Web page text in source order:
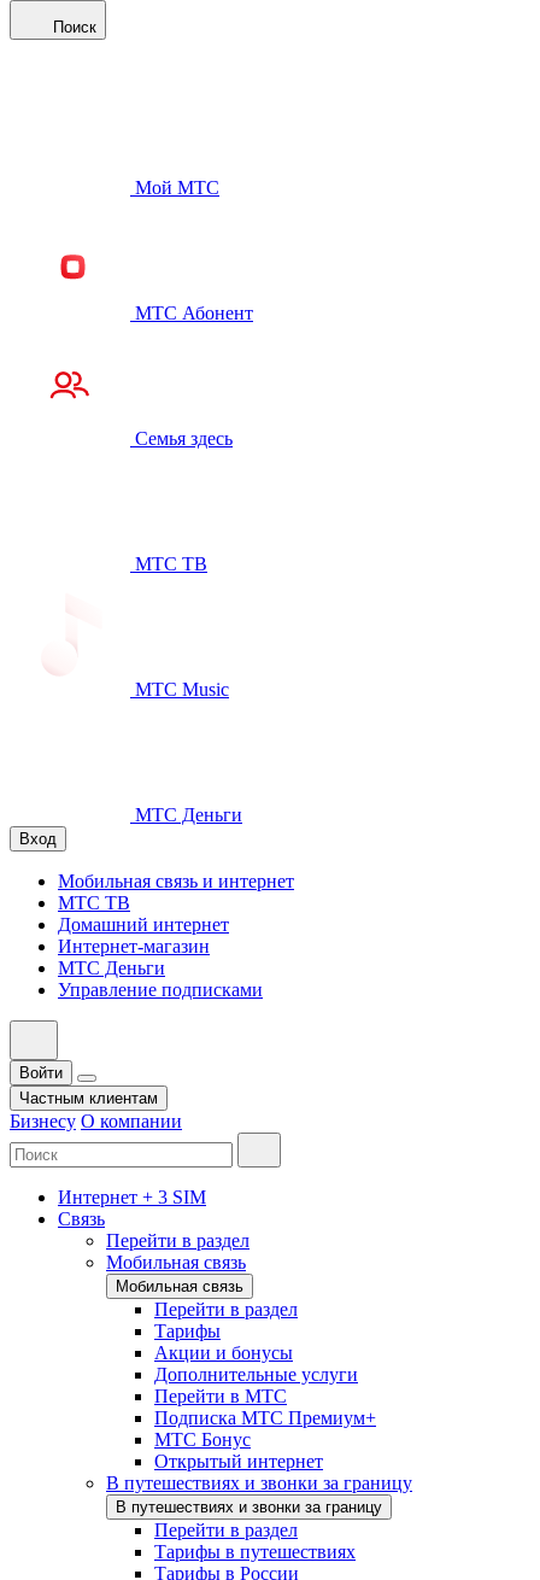
Поиск
Мой МТС
МТС Абонент
Семья здесь
МТС ТВ
МТС Music
МТС Деньги
Вход
Мобильная связь и интернет
МТС ТВ
Домашний интернет
Интернет-магазин
МТС Деньги
Управление подписками
Войти
Частным клиентам
Бизнесу О компании
Интернет + 3 SIM
Связь
Перейти в раздел
Мобильная связь
Мобильная связь
Перейти в раздел
Тарифы
Акции и бонусы
Дополнительные услуги
Перейти в МТС
Подписка МТС Премиум+
МТС Бонус
Открытый интернет
В путешествиях и звонки за границу
В путешествиях и звонки за границу
Перейти в раздел
Тарифы в путешествиях
Тарифы в России